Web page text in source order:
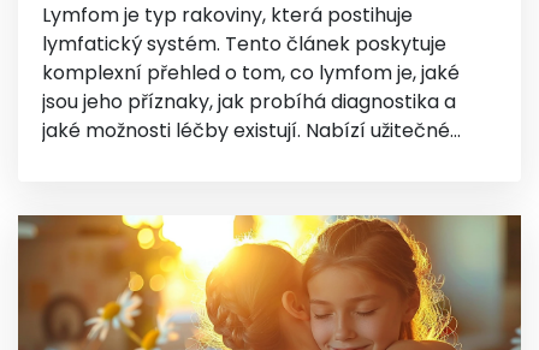
Lymfom je typ rakoviny, která postihuje
lymfatický systém. Tento článek poskytuje
komplexní přehled o tom, co lymfom je, jaké
jsou jeho příznaky, jak probíhá diagnostika a
jaké možnosti léčby existují. Nabízí užitečné
diagnózou a jak podporovat zdravý lymfatický
systém.